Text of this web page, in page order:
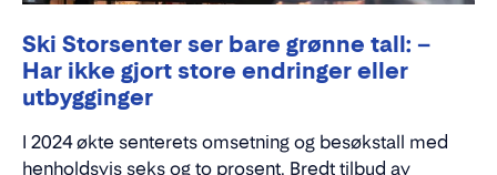
Ski Storsenter ser bare grønne tall: –
Har ikke gjort store endringer eller
utbygginger
I 2024 økte senterets omsetning og besøkstall med
henholdsvis seks og to prosent. Bredt tilbud av